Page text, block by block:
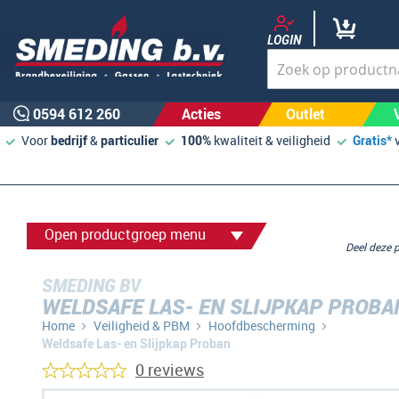
LOGIN
0594 612 260 Acties Outlet
Voorbedrijf&particulier 100% kwaliteit & veiligheid Gratis*
Open productgroep menu
SMEDING BV
WELDSAFE LAS- EN SLIJPKAP
Home Veiligheid & PBM
Hoofdbescherming
Weldsafe Las- en Slijpkap Proban
Deel
0 reviews